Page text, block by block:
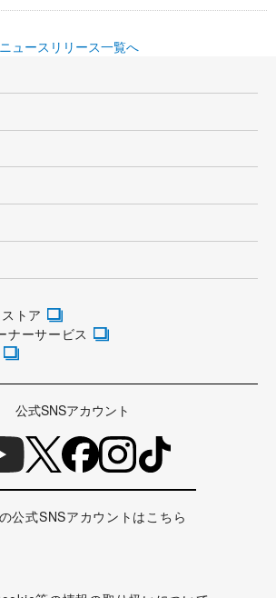
ニュースリリース一覧へ
トア
ナーサービス
公式SNSアカウント
公式SNSアカウントはこちら